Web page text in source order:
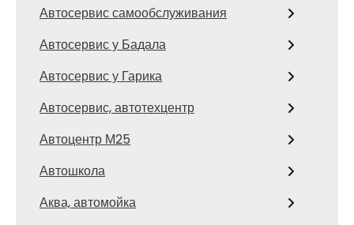
Автосервис самообслуживания
Автосервис у Бадала
Автосервис у Гарика
Автосервис, автотехцентр
Автоцентр М25
Автошкола
Аква, автомойка